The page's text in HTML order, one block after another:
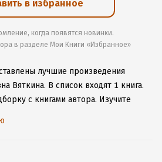
в избранное
когда появятся новинки.
в разделе Мои Книги «Избранное»
лучшие произведения
Вяткина. В список входят 1 книга.
с книгами автора. Изучите
с любимыми произведениями